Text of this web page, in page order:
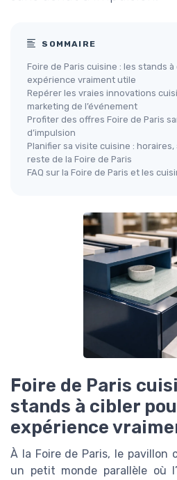
SOMMAIRE
Foire de Paris cuisine : les stands
expérience vraiment utile
Repérer les vraies innovations
marketing de l’événement
Profiter des offres Foire de Paris
d’impulsion
Planifier sa visite cuisine :
reste de la Foire de Paris
FAQ sur la Foire de Paris et les
Foire de Paris
stands à cibler
expérience
À la Foire de Paris, le pavillon
un petit monde parallèle où